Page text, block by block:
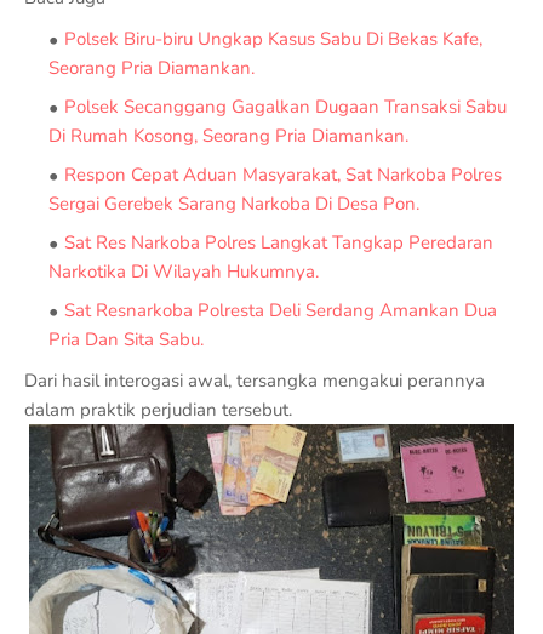
Polsek Biru-biru Ungkap Kasus Sabu Di Bekas Kafe,
Seorang Pria Diamankan.
Polsek Secanggang Gagalkan Dugaan Transaksi Sabu
Di Rumah Kosong, Seorang Pria Diamankan.
Respon Cepat Aduan Masyarakat, Sat Narkoba Polres
Sergai Gerebek Sarang Narkoba Di Desa Pon.
Sat Res Narkoba Polres Langkat Tangkap Peredaran
Narkotika Di Wilayah Hukumnya.
Sat Resnarkoba Polresta Deli Serdang Amankan Dua
Pria Dan Sita Sabu.
Dari hasil interogasi awal, tersangka mengakui perannya
dalam praktik perjudian tersebut.